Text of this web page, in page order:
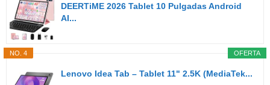
DEERTiME 2026 Tablet 10 Pulgadas Android
AI...
OFERTA
NO. 4
Lenovo Idea Tab – Tablet 11" 2.5K (MediaTek...